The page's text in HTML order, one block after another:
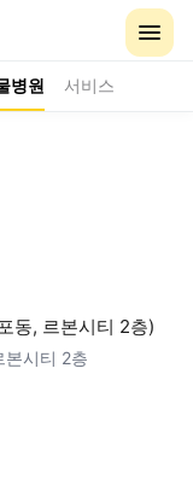
병원 서비스
동, 르본시티 2층)
본시티 2층